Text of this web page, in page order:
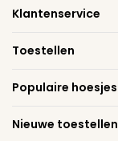
Klantenservice
Toestellen
Populaire hoesjes
Nieuwe toestellen